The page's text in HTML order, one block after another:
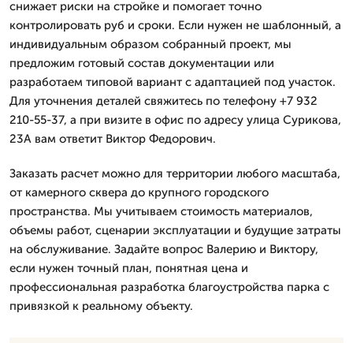
снижает риски на стройке и помогает точно
контролировать руб и сроки. Если нужен не шаблонный, а
индивидуальным образом собранный проект, мы
предложим готовый состав документации или
разработаем типовой вариант с адаптацией под участок.
Для уточнения деталей свяжитесь по телефону +7 932
210-55-37, а при визите в офис по адресу улица Сурикова,
23А вам ответит Виктор Федорович.
Заказать расчет можно для территории любого масштаба,
от камерного сквера до крупного городского
пространства. Мы учитываем стоимость материалов,
объемы работ, сценарии эксплуатации и будущие затраты
на обслуживание. Задайте вопрос Валерию и Виктору,
если нужен точный план, понятная цена и
профессиональная разработка благоустройства парка с
привязкой к реальному объекту.